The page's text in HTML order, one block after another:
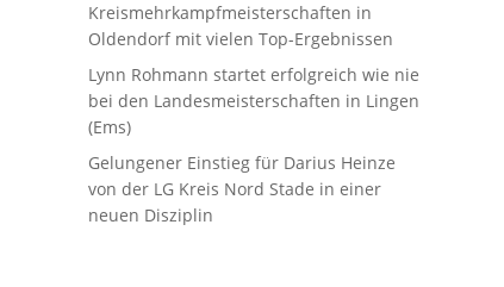
Kreismehrkampfmeisterschaften in
Oldendorf mit vielen Top-Ergebnissen
Lynn Rohmann startet erfolgreich wie nie
bei den Landesmeisterschaften in Lingen
(Ems)
Gelungener Einstieg für Darius Heinze
von der LG Kreis Nord Stade in einer
neuen Disziplin